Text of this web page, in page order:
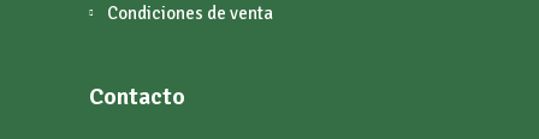
Condiciones de venta
Contacto